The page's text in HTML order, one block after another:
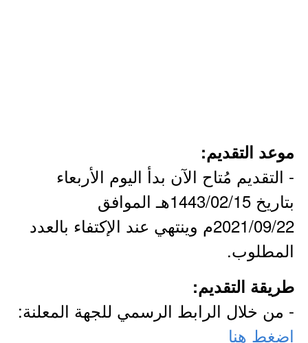
موعد التقديم:
- التقديم مُتاح الآن بدأ اليوم الأربعاء
بتاريخ 1443/02/15هـ الموافق
2021/09/22م وينتهي عند الإكتفاء بالعدد
المطلوب.
طريقة التقديم:
- من خلال الرابط الرسمي للجهة المعلنة:
اضغط هنا